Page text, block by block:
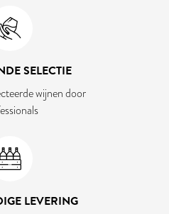
SELECTIE
wijnen door
LEVERING